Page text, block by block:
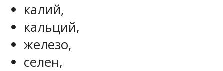
калий,
кальций,
железо,
селен,